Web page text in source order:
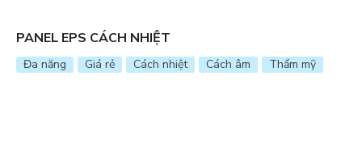
PANEL EPS CÁCH NHIỆT
Đa năng Giá rẻ Cách nhiệt Cách âm Thẩm mỹ